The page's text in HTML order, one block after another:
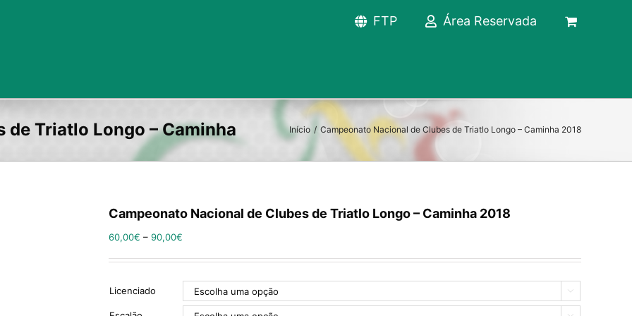
FTP Área Reservada
Início / Campeonato Nacional de Clubes de Triatlo Longo – Caminha 2018
Campeonato Nacional de Clubes de Triatlo Longo – Caminha 2018
60,00€ – 90,00€
Licenciado 